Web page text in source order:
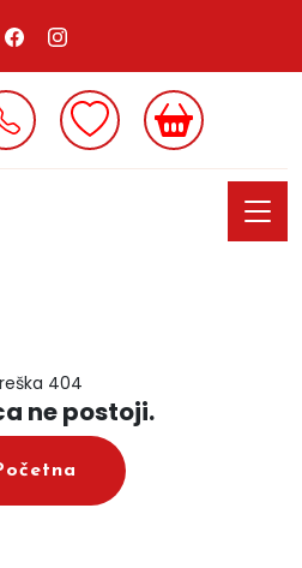
404
ne postoji.